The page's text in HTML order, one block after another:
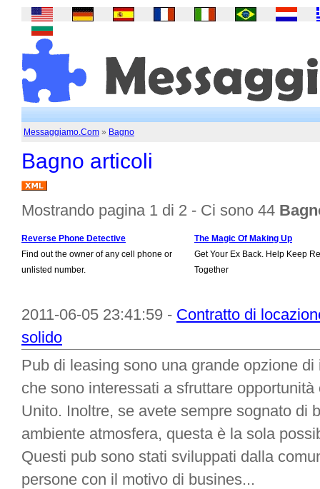
Messaggiamo.Com » Bagno
Bagno articoli
Mostrando pagina 1 di 2 - Ci sono 44
Reverse Phone Detective
Find out the owner of any cell phone or
unlisted number.
The Magic Of Making Up
Get Your Ex Back. Help Keep
Together
2011-06-05 23:41:59 - Contratto di
solido
Pub di leasing sono una grande opzione
che sono interessati a sfruttare
Unito. Inoltre, se avete sempre sognato di
ambiente atmosfera, questa è la sola
Questi pub sono stati sviluppati dalla
persone con il motivo di busines...